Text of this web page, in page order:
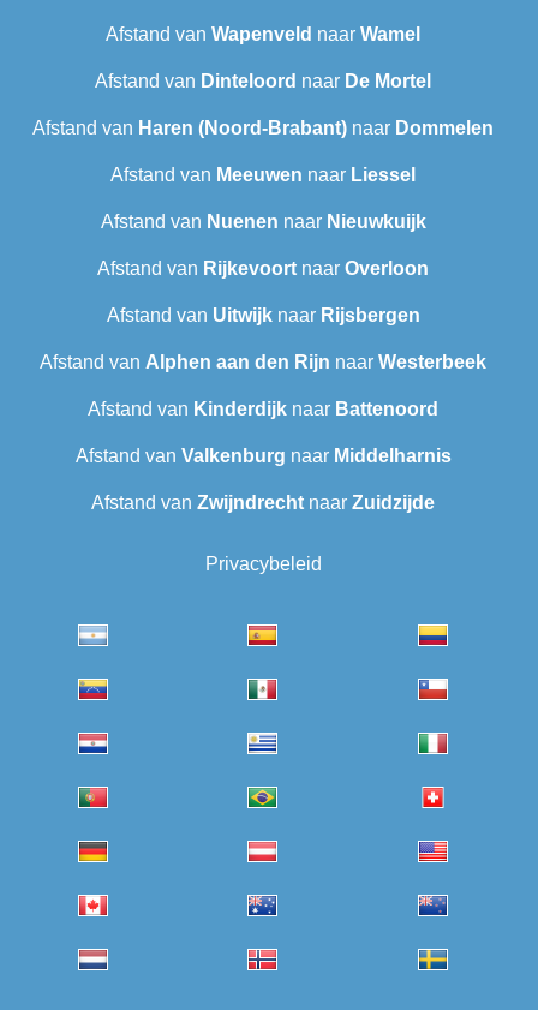
Afstand van Wapenveld naar Wamel
Afstand van Dinteloord naar De Mortel
Afstand van Haren (Noord-Brabant) naar Dommelen
Afstand van Meeuwen naar Liessel
Afstand van Nuenen naar Nieuwkuijk
Afstand van Rijkevoort naar Overloon
Afstand van Uitwijknaar Rijsbergen
Afstand van Alphen aan den Rijn naar Westerbeek
Afstand van Kinderdijk naar Battenoord
Afstand van Valkenburg naar Middelharnis
Afstand van Zwijndrecht naar Zuidzijde
Privacybeleid